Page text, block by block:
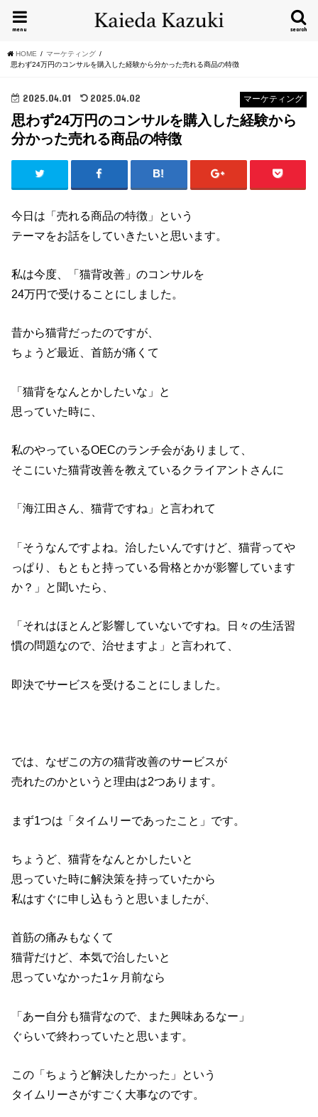
search
menu
HOME
マーケティング
思わず24万円のコンサルを購入した経験から分かった売れる商品の特徴
マーケティング
2025.04.01 2025.04.02
思わず24万円のコンサルを購入した経験から
分かった売れる商品の特徴
今日は「売れる商品の特徴」という
テーマをお話をしていきたいと思います。
私は今度、「猫背改善」のコンサルを
24万円で受けることにしました。
昔から猫背だったのですが、
ちょうど最近、首筋が痛くて
「猫背をなんとかしたいな」と
思っていた時に、
私のやっているOECのランチ会がありまして、
そこにいた猫背改善を教えているクライアントさんに
「海江田さん、猫背ですね」と言われて
「そうなんですよね。治したいんですけど、猫背ってや
っぱり、もともと持っている骨格とかが影響しています
か？」と聞いたら、
「それはほとんど影響していないですね。日々の生活習
慣の問題なので、治せますよ」と言われて、
即決でサービスを受けることにしました。
では、なぜこの方の猫背改善のサービスが
売れたのかというと理由は2つあります。
まず1つは「タイムリーであったこと」です。
ちょうど、猫背をなんとかしたいと
思っていた時に解決策を持っていたから
私はすぐに申し込もうと思いましたが、
首筋の痛みもなくて
猫背だけど、本気で治したいと
思っていなかった1ヶ月前なら
「あー自分も猫背なので、また興味あるなー」
ぐらいで終わっていたと思います。
この「ちょうど解決したかった」という
タイムリーさがすごく大事なのです。